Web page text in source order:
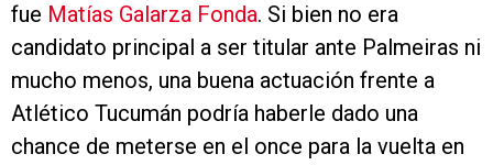
fue Matías Galarza Fonda. Si bien no era
candidato principal a ser titular ante Palmeiras ni
mucho menos, una buena actuación frente a
Atlético Tucumán podría haberle dado una
chance de meterse en el once para la vuelta en